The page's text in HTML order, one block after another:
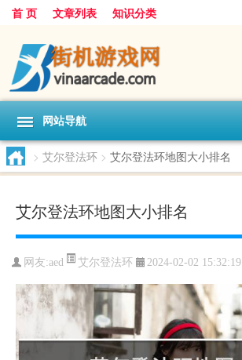
首 页 文章列表 知识分类
网站导航
> 艾尔登法环 > 艾尔登法环地图大小排名
艾尔登法环地图大小排名
网友:aed 艾尔登法环 2024-02-02 15:32:19